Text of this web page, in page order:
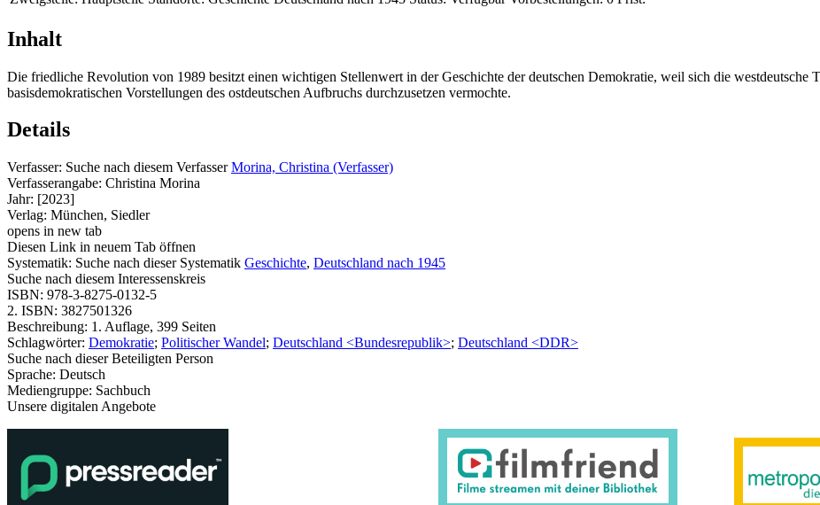
Inhalt
Die friedliche Revolution von 1989 besitzt einen wichtigen Stellenwert in der Geschichte der deutschen Demokratie, weil sich die westdeutsche
basisdemokratischen Vorstellungen des ostdeutschen Aufbruchs durchzusetzen vermochte.
Details
Verfasser: Suche nach diesem Verfasser Morina, Christina (Verfasser)
Verfasserangabe: Christina Morina
Jahr: [2023]
Verlag: München, Siedler
opens in new tab
Diesen Link in neuem Tab öffnen
Systematik: Suche nach dieser Systematik Geschichte, Deutschland nach 1945
Suche nach diesem Interessenskreis
ISBN: 978-3-8275-0132-5
2. ISBN: 3827501326
Beschreibung: 1. Auflage, 399 Seiten
Schlagwörter: Demokratie; Politischer Wandel; Deutschland <Bundesrepublik>; Deutschland <DDR>
Suche nach dieser Beteiligten Person
Sprache: Deutsch
Mediengruppe: Sachbuch
Unsere digitalen Angebote